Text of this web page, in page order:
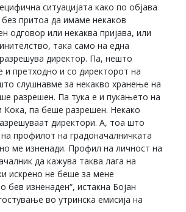
ситуацијата како по објава
притоа да имаме некаков
одговор или некаква пријава, или
така само на една
директор. Па, нешто
и претходно и со директорот на
слушнавме за некакво хранење на
разрешен. Па тука е и пукањето на
Кока, па беше разрешен. Некако
директори. А, тоа што
профилот на градоначалничката
ме изненади. Профил на личност на
да кажува таква лага на
искрено не беше за мене
бев изненаден“, истакна Бојан
во утринска емисија на